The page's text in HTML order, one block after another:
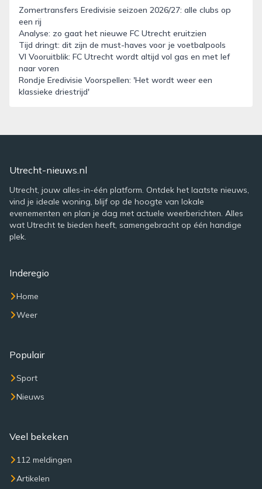
Zomertransfers Eredivisie seizoen 2026/27: alle clubs op
een rij
Analyse: zo gaat het nieuwe FC Utrecht eruitzien
Tijd dringt: dit zijn de must-haves voor je voetbalpools
VI Vooruitblik: FC Utrecht wordt altijd vol gas en met lef
naar voren
Rondje Eredivisie Voorspellen: 'Het wordt weer een
klassieke driestrijd'
Utrecht-nieuws.nl
Utrecht, jouw alles-in-één platform. Ontdek het laatste nieuws,
vind je ideale woning, blijf op de hoogte van lokale
evenementen en plan je dag met actuele weerberichten. Alles
wat Utrecht te bieden heeft, samengebracht op één handige
plek.
Inderegio
Home
Weer
Populair
Sport
Nieuws
Veel bekeken
112 meldingen
Artikelen